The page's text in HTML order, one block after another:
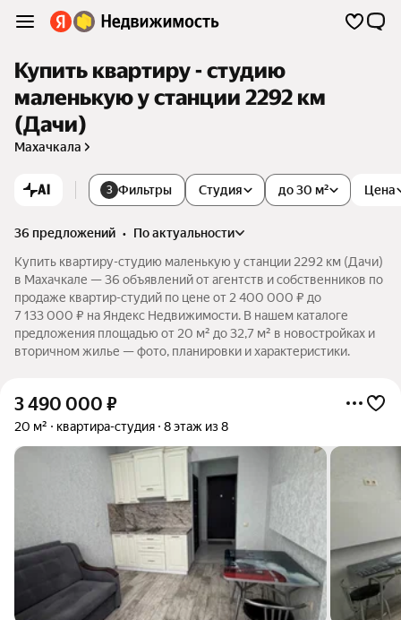
Купить квартиру - студию
маленькую у станции 2292 км
(Дачи)
Махачкала
AI 3 Фильтры Студия Цена
до 30 м²
36 предложений •
по актуальности
Купить квартиру-студию маленькую у станции 2292 км (Дачи)
в Махачкале — 36 объявлений от агентств и собственников по
продаже квартир-студий по цене от 2 400 000 ₽ до
7 133 000 ₽ на Яндекс Недвижимости. В нашем каталоге
предложения площадью от 20 м² до 32,7 м² в новостройках и
вторичном жилье — фото, планировки и характеристики.
3 490 000 ₽
20 м² квартира-студия 8 этаж из 8